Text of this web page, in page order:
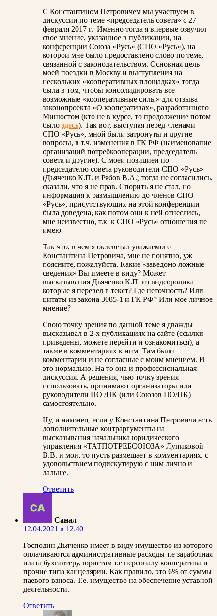
С Константином Петровичем мы участвуем в
дискуссии по теме «председатель совета» с 27
февраля 2017 г. Именно тогда я впервые озвучил
свое мнение, указанное в публикации, на
конференции Союза «Русь» (СПО «Русь»), на
которой мне было предоставлено слово по теме,
связанной с законодательством. Основная цель
моей поездки в Москву и выступления на
нескольких «кооперативных площадках» тогда
была в том, чтобы консолидировать все
возможные «кооперативные силы» для отзыва
законопроекта «О кооперативах», разработанного
Минюстом (кто не в курсе, то продолжение потом
было здесь). Так вот, выступая перед членами
СПО «Русь», мной были затронуты и другие
вопросы, в т.ч. изменения в ГК РФ (наименование
организаций потребкооперации, председатель
совета и другие). С моей позицией по
председателю совета руководители СПО «Русь»
(Дьяченко К.П. и Рябов В.А.) тогда не согласились,
сказали, что я не прав. Спорить я не стал, но
информация к размышлению до членов СПО
«Русь», присутствующих на этой конференции
была доведена, как потом они к ней отнеслись,
мне неизвестно, т.к. к СПО «Русь» отношения не
имею.
Так что, в чем я оклеветал уважаемого
Константина Петровича, мне не понятно, уж
поясните, пожалуйста. Какие «заведомо ложные
сведения» Вы имеете в виду? Может
высказывания Дьяченко К.П. из видеоролика
которые я перевел в текст? Где неточность? Или
цитаты из закона 3085-1 и ГК РФ? Или мое личное
мнение?
Свою точку зрения по данной теме я дважды
высказывал в 2-х публикациях на сайте (ссылки
приведены, можете перейти и ознакомиться), а
также в комментариях к ним. Там были
комментарии и не согласные с моим мнением. И
это нормально. На то она и профессиональная
дискуссия. А решения, чью точку зрения
использовать, принимают организаторы или
руководители ПО /ПК (или Союзов ПО/ПК)
самостоятельно.
Ну, и наконец, если у Константина Петровича есть
дополнительные контраргументы на
высказывания начальника юридического
управления «ТАТПОТРЕБСОЮЗА» Лупиковой
В.В. и мои, то пусть размещает в комментариях, с
удовольствием подискутирую с ним лично и
дальше.
Ответить
Санал
12.04.2021 в 12:40
Господин Дьяченко имеет в виду имущество из которого
оплачиваются административные расходы т.е заработная
плата бухгалтеру, юристам т.е персоналу кооператива и
прочие типа канцелярии. Как правило, это 6% от суммы
паевого взноса. Т.е. имущество на обеспечение уставной
деятельности.
Ответить